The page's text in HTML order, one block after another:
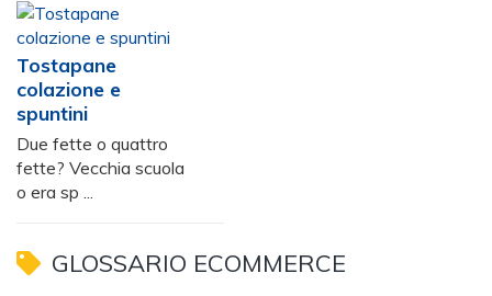
Tostapane
colazione e
spuntini
Due fette o quattro
fette? Vecchia scuola
o era sp ...
GLOSSARIO ECOMMERCE